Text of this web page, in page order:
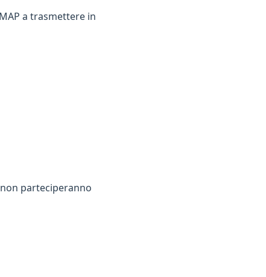
a trasmettere in
parteciperanno